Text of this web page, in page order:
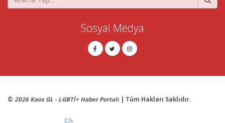
Sosyal Medya
© 2026 Kaos GL - LGBTİ+ Haber Portalı | Tüm Hakları Saklıdır.